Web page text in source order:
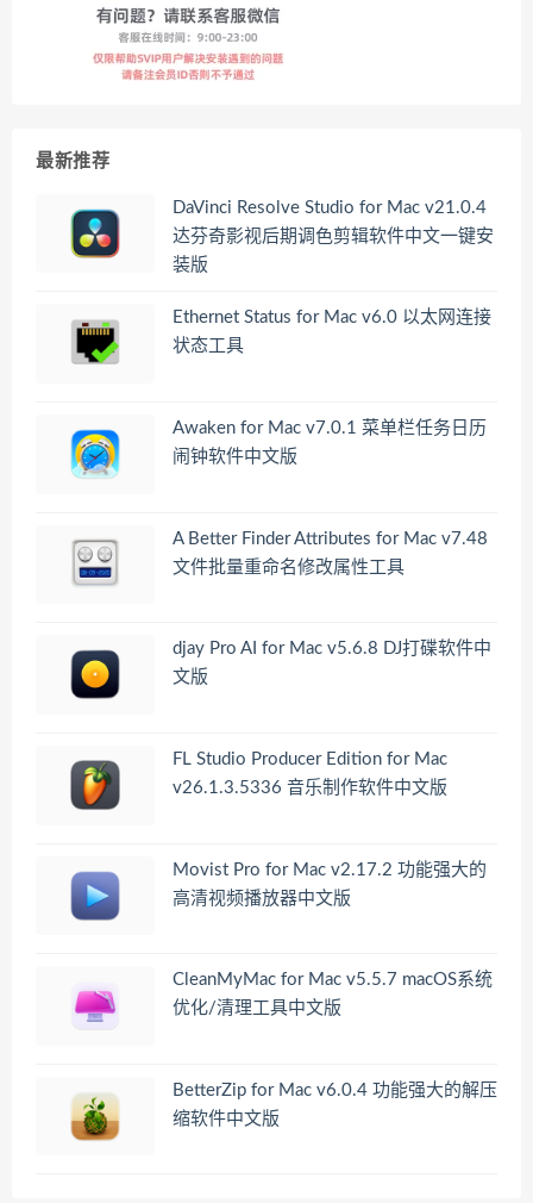
最新推荐
DaVinci Resolve Studio for Mac v21.0.4
达芬奇影视后期调色剪辑软件中文一键安
装版
Ethernet Status for Mac v6.0 以太网连接
状态工具
Awaken for Mac v7.0.1 菜单栏任务日历
闹钟软件中文版
A Better Finder Attributes for Mac v7.48
文件批量重命名修改属性工具
djay Pro AI for Mac v5.6.8 DJ打碟软件中
文版
FL Studio Producer Edition for Mac
v26.1.3.5336 音乐制作软件中文版
Movist Pro for Mac v2.17.2 功能强大的
高清视频播放器中文版
CleanMyMac for Mac v5.5.7 macOS系统
优化/清理工具中文版
BetterZip for Mac v6.0.4 功能强大的解压
缩软件中文版